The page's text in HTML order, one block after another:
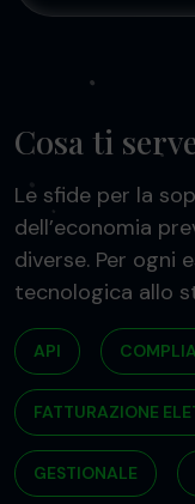
Cosa ti
Le sfide per la
dell’economia
diverse. Per ogni
tecnologica allo
API
FATTURAZIONE
GESTIONALE